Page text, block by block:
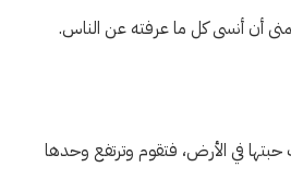
أن أنسى كل ما عرفته عن الناس.
في الأرض، فتقوم وترتفع وحدها